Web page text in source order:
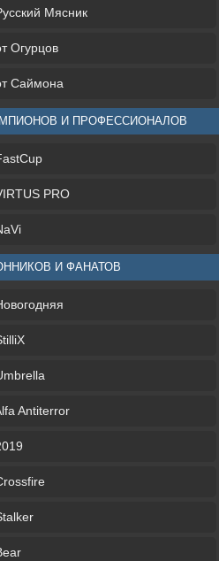
Мясник
Огурцов
Саймона
И ПРОФЕССИОНАЛОВ
PRO
И ФАНАТОВ
Antiterror